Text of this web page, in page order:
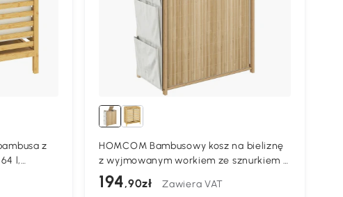
z
l,
HOMCOM Bambusowy kosz na bieliznę
z wyjmowanym workiem ze sznurkiem i
bocznymi kieszeniami, 120L, naturalny
194,90zł Zawiera VAT